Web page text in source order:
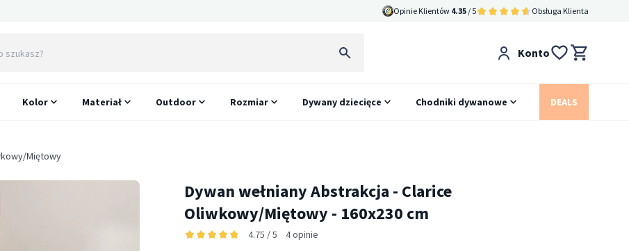
Opinie Klientów 4.35 / 5 Obsługa Klienta
Konto
Kolor Materiał Outdoor Rozmiar Dywany dziecięce Chodniki dywanowe DEALS
Miętowy
Dywan wełniany Abstrakcja - Clarice
Oliwkowy/Miętowy - 160x230 cm
4.75 / 5 4 opinie